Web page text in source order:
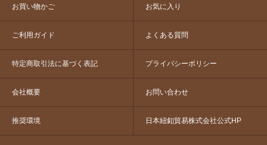
お買い物かご お気に入り
ご利用ガイド よくある質問
特定商取引法に基づく表記 プライバシーポリシー
会社概要 お問い合わせ
推奨環境 日本紐釦貿易株式会社公式HP